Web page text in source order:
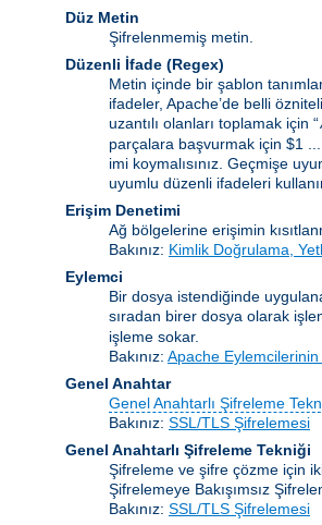
Düz Metin
Şifrelenmemiş metin.
Düzenli İfade (Regex)
Metin içinde bir şablon
ifadeler, Apache’de belli
uzantılı olanları toplamak için “
parçalara başvurmak için $1
imi koymalısınız. Geçmişe
uyumlu düzenli ifadeleri
Erişim Denetimi
Ağ bölgelerine erişimin
Bakınız: Kimlik Doğrulama,
Eylemci
Bir dosya istendiğinde
sıradan birer dosya olarak
işleme sokar.
Bakınız: Apache Eylemcilerinin
Genel Anahtar
Genel Anahtarlı Şifreleme
Bakınız: SSL/TLS Şifrelemesi
Genel Anahtarlı Şifreleme Tekniği
Şifreleme ve şifre çözme için
Şifrelemeye Bakışımsız
Bakınız: SSL/TLS Şifrelemesi